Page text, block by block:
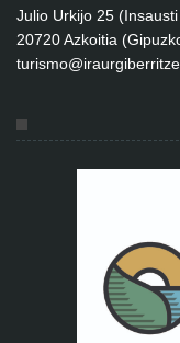
Julio Urkijo 25
20720 Azkoitia